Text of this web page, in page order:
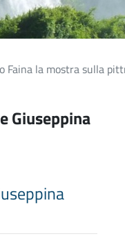
Faina la mostra sulla
Giuseppina